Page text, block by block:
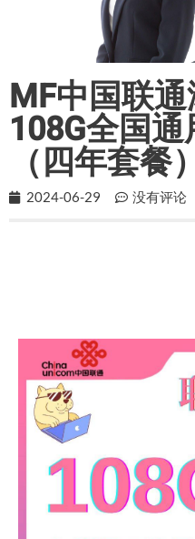
MF中国联
108G全国
（四年套餐）
2024-06-29 没有评论